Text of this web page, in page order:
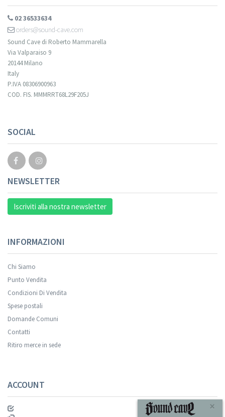
02 36533634
orders@sound-cave.com
Sound Cave di Roberto Mammarella
Via Valparaiso 9
20144 Milano
Italy
P.IVA 08306900963
COD. FIS. MMMRRT68L29F205J
SOCIAL
NEWSLETTER
Iscriviti alla nostra newsletter
INFORMAZIONI
Chi Siamo
Punto Vendita
Condizioni Di Vendita
Spese postali
Domande Comuni
Contatti
Ritiro merce in sede
ACCOUNT
×